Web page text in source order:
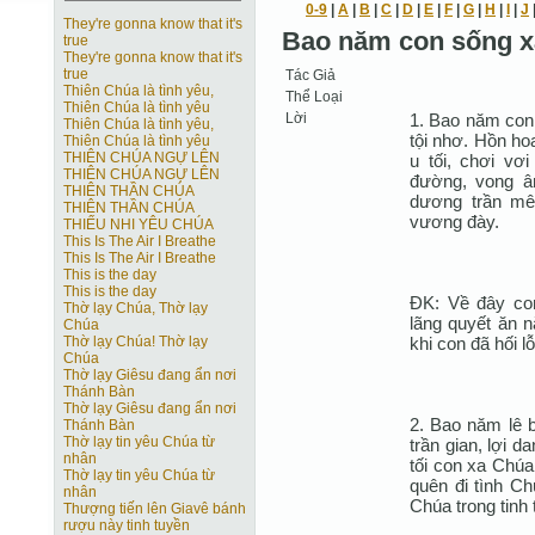
They're gonna know that it's
true
They're gonna know that it's
true
Thiên Chúa là tình yêu,
Thiên Chúa là tình yêu
Thiên Chúa là tình yêu,
Thiên Chúa là tình yêu
THIÊN CHÚA NGỰ LÊN
THIÊN CHÚA NGỰ LÊN
THIÊN THẦN CHÚA
THIÊN THẦN CHÚA
THIẾU NHI YÊU CHÚA
This Is The Air I Breathe
This Is The Air I Breathe
This is the day
This is the day
Thờ lạy Chúa, Thờ lạy
Chúa
Thờ lạy Chúa! Thờ lạy
Chúa
Thờ lạy Giêsu đang ẩn nơi
Thánh Bàn
Thờ lạy Giêsu đang ẩn nơi
Thánh Bàn
Thờ lạy tin yêu Chúa từ
nhân
Thờ lạy tin yêu Chúa từ
nhân
Thượng tiến lên Giavê bánh
rượu này tinh tuyền
0-9 A B C D E F G H J
Bao năm con sống
Tác Giả
Thể Loại
Lời
1. Bao năm
tội nhơ. Hồn
u tối, chơi
đường, vong
dương trần
vương đày.
ĐK: Về đây
lãng quyết ăn
khi con đã hối
2. Bao năm lê
trần gian, lợi
tối con xa
quên đi tình
Chúa trong tinh